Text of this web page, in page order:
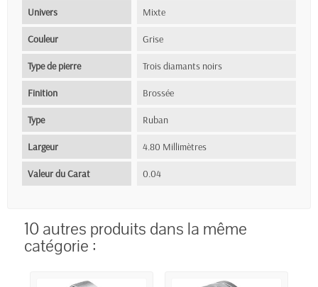
Univers Mixte
Couleur Grise
Type de pierre Trois diamants noirs
Finition Brossée
Type Ruban
Largeur 4.80 Millimètres
Valeur du Carat 0.04
10 autres produits dans la même
catégorie :